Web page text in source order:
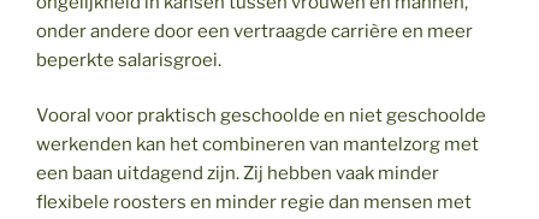
onder andere door een vertraagde carrière en meer
beperkte salarisgroei.
Vooral voor praktisch geschoolde en niet geschoolde
werkenden kan het combineren van mantelzorg met
een baan uitdagend zijn. Zij hebben vaak minder
flexibele roosters en minder regie dan mensen met